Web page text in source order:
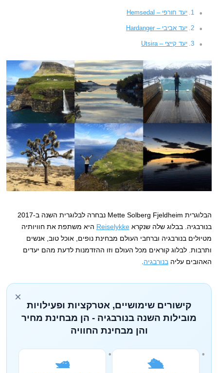
יעד חורפי – Hemsedal
יעד אביבי – Hardanger
יעד קייצי – Utsira
הבלוגרית Mette Solberg Fjeldheim נבחרה לבלוגרית השנה ב-2017
בנורבגיה. בבלוג שלה שנקראReiselykke היא משתפת את חוויותיה
מטיולים בנורבגיה וברחבי העולם מבחינת נופים, אוכל טוב, אנשים
ותרבות. לבלוג קוראים מכל העולם וזו ההזדמנות לדעת מהם יעדים
האהובים עליהבנורבגיה
×
קישורים שימושיים, אטרקציות ופעילויות
מובילות השנה בנורבגיה - הן מבחינת מחיר
והן מבחינת החוויה
🛳️
🛥️